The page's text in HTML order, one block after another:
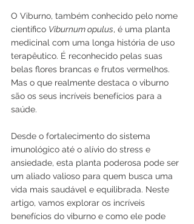
O Viburno, também conhecido pelo nome
científico Viburnum opulus, é uma planta
medicinal com uma longa história de uso
terapêutico. É reconhecido pelas suas
belas flores brancas e frutos vermelhos.
Mas o que realmente destaca o viburno
são os seus incríveis benefícios para a
saúde.
Desde o fortalecimento do sistema
imunológico até o alívio do stress e
ansiedade, esta planta poderosa pode ser
um aliado valioso para quem busca uma
vida mais saudável e equilibrada. Neste
artigo, vamos explorar os incríveis
benefícios do viburno e como ele pode